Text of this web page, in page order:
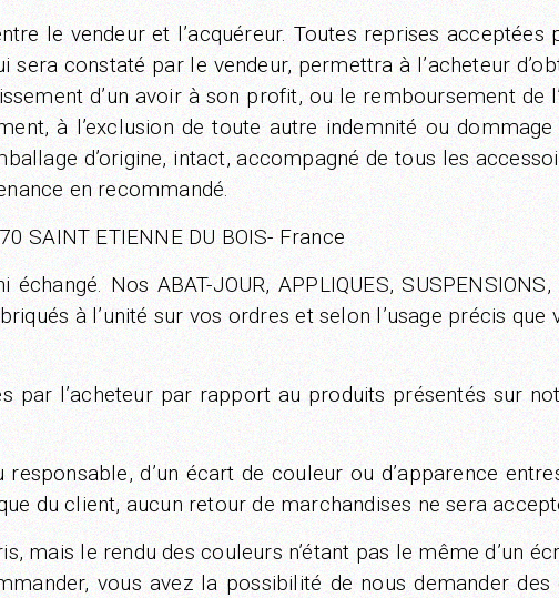
le vendeur et l’acquéreur. Toutes reprises acceptées
constaté par le vendeur, permettra à l’acheteur
d’un avoir à son profit, ou le remboursement de
à l’exclusion de toute autre indemnité ou
d’origine, intact, accompagné de tous les
en recommandé.
SAINT ETIENNE DU BOIS- France
Nos ABAT-JOUR, APPLIQUES, SUSPENSIONS,
à l’unité sur vos ordres et selon l’usage précis que
par l’acheteur par rapport au produits présentés sur
d’un écart de couleur ou d’apparence
du client, aucun retour de marchandises ne sera
le rendu des couleurs n’étant pas le même d’un
vous avez la possibilité de nous demander